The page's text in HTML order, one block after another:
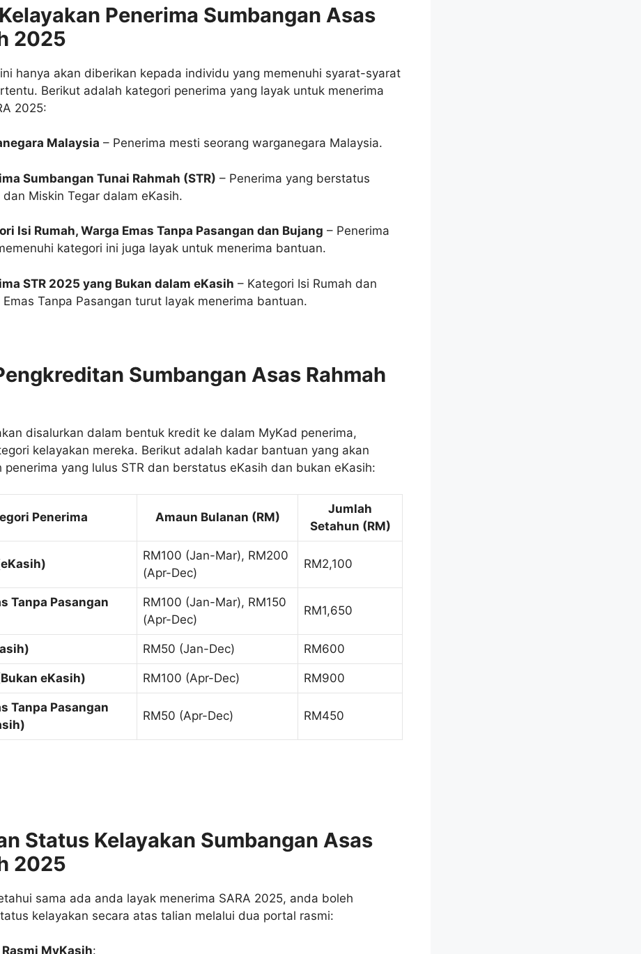
Penerima Sumbangan Asas
2025
hanya akan diberikan kepada individu yang memenuhi syarat-syarat
Berikut adalah kategori penerima yang layak untuk menerima
2025:
Malaysia – Penerima mesti seorang warganegara Malaysia.
Sumbangan Tunai Rahmah (STR) – Penerima yang berstatus
dan Miskin Tegar dalam eKasih.
Isi Rumah, Warga Emas Tanpa Pasangan dan Bujang – Penerima
kategori ini juga layak untuk menerima bantuan.
STR 2025 yang Bukan dalam eKasih – Kategori Isi Rumah dan
Emas Tanpa Pasangan turut layak menerima bantuan.
Sumbangan Asas Rahmah
disalurkan dalam bentuk kredit ke dalam MyKad penerima,
kelayakan mereka. Berikut adalah kadar bantuan yang akan
penerima yang lulus STR dan berstatus eKasih dan bukan eKasih:
Penerima Amaun Bulanan (RM)
Jumlah
Setahun (RM)
RM100 (Jan-Mar), RM200
(Apr-Dec)
RM2,100
Tanpa Pasangan
RM100 (Jan-Mar), RM150
(Apr-Dec)
RM1,650
RM50 (Jan-Dec) RM600
eKasih) RM100 (Apr-Dec) RM900
Tanpa Pasangan
RM50 (Apr-Dec) RM450
Status Kelayakan Sumbangan Asas
2025
sama ada anda layak menerima SARA 2025, anda boleh
kelayakan secara atas talian melalui dua portal rasmi:
MyKasih: